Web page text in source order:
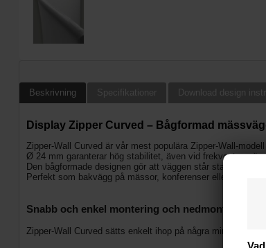
Beskrivning Specifikationer Download design
Display Zipper Curved – Bågformad
Zipper-Wall Curved är vår mest populära Zipper-Wall-
Ø 24 mm garanterar hög stabilitet, även vid frekvent
Den bågformade designen gör att väggen står stadigt och
Perfekt som bakvägg på mässor, konferenser eller vid
Snabb och enkel montering och nedmontering
Zipper-Wall Curved sätts enkelt ihop på några minuter.